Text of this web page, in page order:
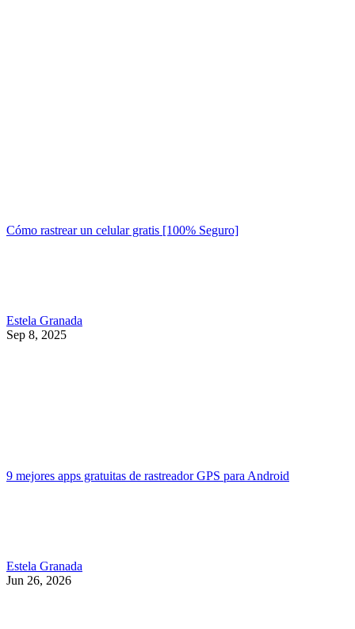
Cómo rastrear un celular gratis [100% Seguro]
Estela Granada
Sep 8, 2025
9 mejores apps gratuitas de rastreador GPS para Android
Estela Granada
Jun 26, 2026